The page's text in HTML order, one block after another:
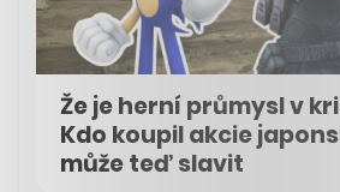
Že je herní průmysl v
Kdo koupil akcie
může teď slavit